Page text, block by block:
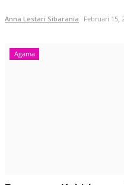
Anna Lestari Sibarania Februari 15,
Agama